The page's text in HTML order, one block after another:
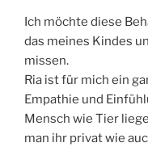
Ich möchte diese
das meines Kindes
missen.
Ria ist für mich ein
Empathie und
Mensch wie Tier
man ihr privat wie